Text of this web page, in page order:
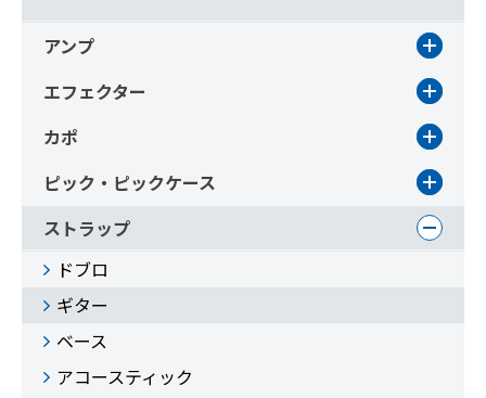
アンプ
エフェクター
カポ
ピック・ピックケース
ストラップ
ドブロ
ギター
ベース
アコースティック